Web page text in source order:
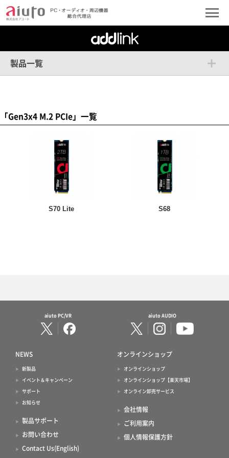
製品一覧
「Gen3x4 M.2 PCIe」一覧
S70 Lite S68
aiuto PC/VR aiuto AUDIO
NEWS
新製品
イベント＆キャンペーン
サポート
お知らせ
製品サポート
お問い合わせ
Contact Us(English)
オンラインショップ
オンラインショップ
オンラインショップ【楽天市場】
オンライン卸売サービス
会社情報
ご利用案内
個人情報保護方針